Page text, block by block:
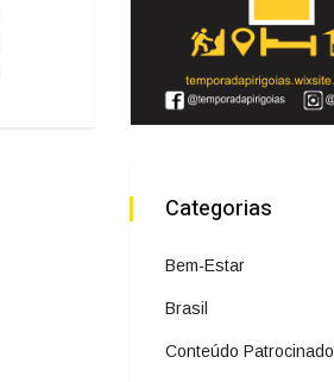
Categorias
Bem-Estar
Brasil
Conteúdo Patrocinado